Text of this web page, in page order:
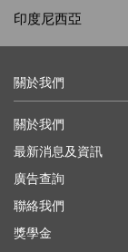
印度尼西亞
關於我們
關於我們
最新消息及資訊
廣告查詢
聯絡我們
獎學金